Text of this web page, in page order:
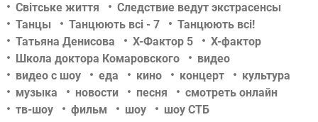
Світське життя
Следствие ведут экстрасенсы
Танцы
Танцюють всі - 7
Танцюють всі!
Татьяна Денисова
Х-Фактор 5
Х-фактор
Школа доктора Комаровского
видео
видео с шоу
еда кино концерт
культура
музыка
новости песня
смотреть онлайн
тв-шоу
фильм шоу шоу СТБ